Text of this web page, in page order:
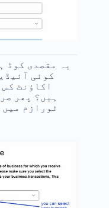
یہ مقصدی کوڈ
کوئی
اکاؤنٹ
ہیں؟ پھر
ٹورازم